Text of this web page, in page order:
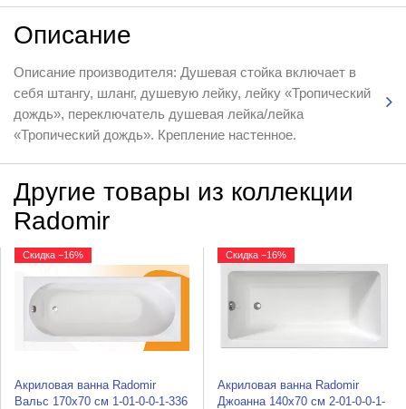
Описание
Описание производителя: Душевая стойка включает в
себя штангу, шланг, душевую лейку, лейку «Тропический
дождь», переключатель душевая лейка/лейка
«Тропический дождь». Крепление настенное.
Другие товары из коллекции
Radomir
Скидка −16%
Акриловая ванна Radomir
Вальс 170х70 см 1-01-0-0-1-336
Скидка −16%
Акриловая ванна Radomir
Джоанна 140x70 см 2-01-0-0-1-